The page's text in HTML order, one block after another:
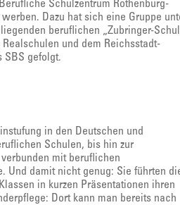
Schulzentrum Rothenburg-
Dazu hat sich eine Gruppe
beruflichen „Zubringer-
und dem Reichsstadt-
SBS gefolgt.
in den Deutschen und
Schulen, bis hin zur
mit beruflichen
Und damit nicht genug: Sie führten
in kurzen Präsentationen ihren
Dort kann man bereits nach